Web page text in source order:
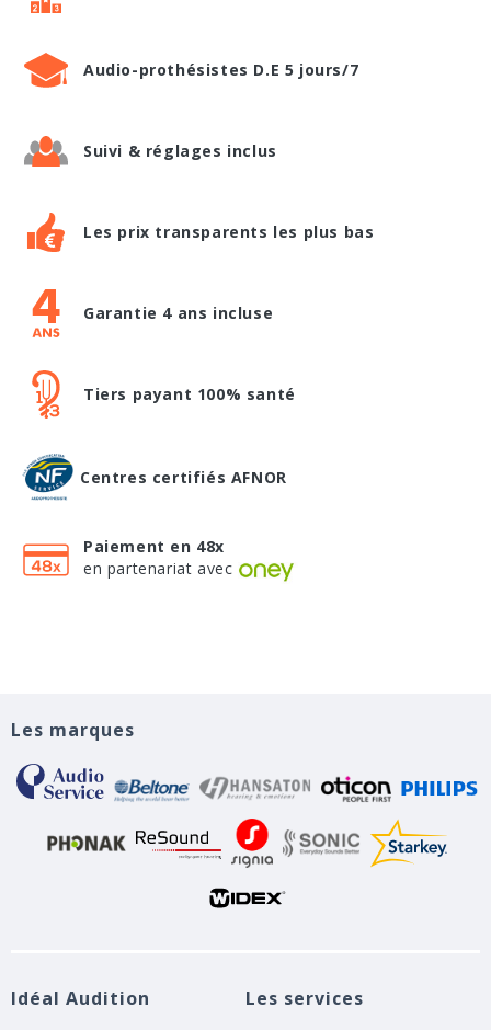
Audio-prothésistes D.E 5 jours/7
Suivi & réglages inclus
Les prix transparents les plus bas
Garantie 4 ans incluse
Tiers payant 100% santé
Centres certifiés AFNOR
Paiement en 48x
en partenariat avec
Les marques
Idéal Audition Les services